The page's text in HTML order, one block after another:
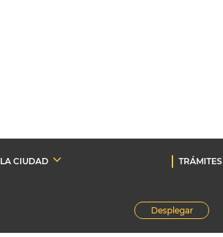
LA CIUDAD TRÁMITES
Desplegar